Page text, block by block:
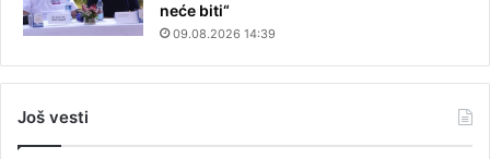
neće biti“
09.08.2026 14:39
Još vesti